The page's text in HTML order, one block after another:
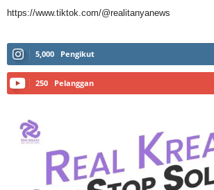
https://www.tiktok.com/@realitanyanews
5,000 Pengikut
250 Pelanggan